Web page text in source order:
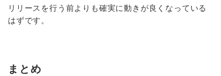
リリースを行う前よりも確実に動きが良くなっている
はずです。
まとめ